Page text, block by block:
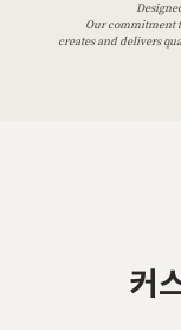
Our commitment
creates and delivers
커